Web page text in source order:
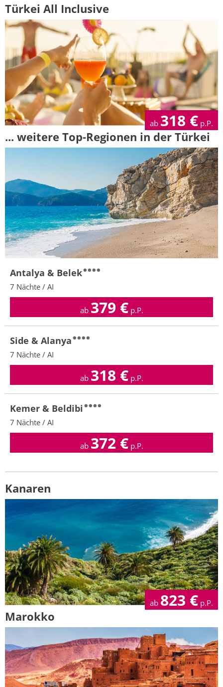
Türkei All Inclusive
ab 318 € p.P.
... weitere Top-Regionen in der Türkei
Antalya & Belek
7 Nächte / AI
ab 379 € p.P.
Side & Alanya
7 Nächte / AI
ab 318 € p.P.
Kemer & Beldibi
7 Nächte / AI
ab 372€ p.P.
Kanaren
ab 823 € p.P.
Marokko